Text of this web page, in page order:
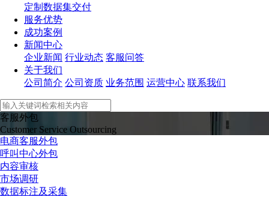
定制数据集交付
服务优势
成功案例
新闻中心
企业新闻 行业动态 客服问答
关于我们
公司简介 公司资质 业务范围 运营中心 联系我们
客服外包
Customer Service Outsourcing
电商客服外包
呼叫中心外包
内容审核
市场调研
数据标注及采集